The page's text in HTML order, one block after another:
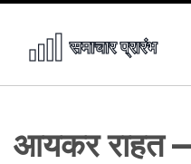
आयकर राहत